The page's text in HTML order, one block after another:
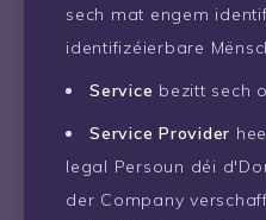
sech mat engem
identifizéierbare
Service bezitt sech
Service Provider
legal Persoun déi
der Company